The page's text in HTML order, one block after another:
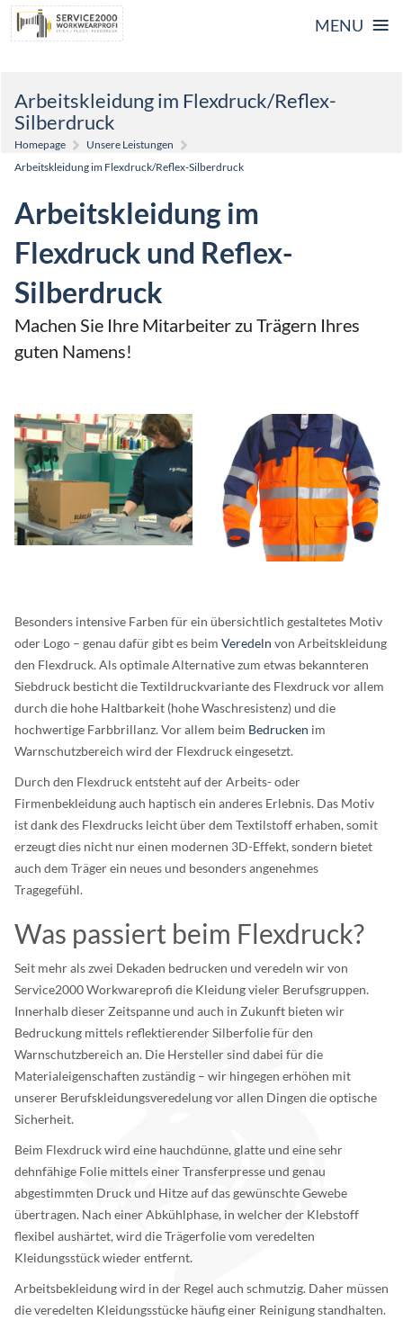
MENU ≡
content
Arbeitskleidung im Flexdruck/Reflex-
Silberdruck
Homepage
Unsere Leistungen
Arbeitskleidung im Flexdruck/Reflex-Silberdruck
Arbeitskleidung im
Flexdruck und Reflex-
Silberdruck
Machen Sie Ihre Mitarbeiter zu Trägern Ihres
guten Namens!
Besonders intensive Farben für ein übersichtlich gestaltetes Motiv
oder Logo – genau dafür gibt es beim Veredeln von Arbeitskleidung
den Flexdruck. Als optimale Alternative zum etwas bekannteren
Siebdruck besticht die Textildruckvariante des Flexdruck vor allem
durch die hohe Haltbarkeit (hohe Waschresistenz) und die
hochwertige Farbbrillanz. Vor allem beim Bedrucken im
Warnschutzbereich wird der Flexdruck eingesetzt.
Durch den Flexdruck entsteht auf der Arbeits- oder
Firmenbekleidung auch haptisch ein anderes Erlebnis. Das Motiv
ist dank des Flexdrucks leicht über dem Textilstoff erhaben, somit
erzeugt dies nicht nur einen modernen 3D-Effekt, sondern bietet
auch dem Träger ein neues und besonders angenehmes
Tragegefühl.
Was passiert beim Flexdruck?
Seit mehr als zwei Dekaden bedrucken und veredeln wir von
Service2000 Workwareprofi die Kleidung vieler Berufsgruppen.
Innerhalb dieser Zeitspanne und auch in Zukunft bieten wir
Bedruckung mittels reflektierender Silberfolie für den
Warnschutzbereich an. Die Hersteller sind dabei für die
Materialeigenschaften zuständig – wir hingegen erhöhen mit
unserer Berufskleidungsveredelung vor allen Dingen die optische
Sicherheit.
Beim Flexdruck wird eine hauchdünne, glatte und eine sehr
dehnfähige Folie mittels einer Transferpresse und genau
abgestimmten Druck und Hitze auf das gewünschte Gewebe
übertragen. Nach einer Abkühlphase, in welcher der Klebstoff
flexibel aushärtet, wird die Trägerfolie vom veredelten
Kleidungsstück wieder entfernt.
Arbeitsbekleidung wird in der Regel auch schmutzig. Daher müssen
die veredelten Kleidungsstücke häufig einer Reinigung standhalten.